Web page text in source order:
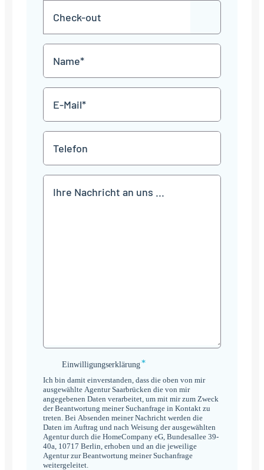
JJJJ
TT
Punkt
MM
JJJJ
Mail
*
Einwilligungserklärung
Einwilligungserklärung*
Ich bin damit einverstanden, dass die oben von mir
ausgewählte Agentur Saarbrücken die von mir
angegebenen Daten verarbeitet, um mit mir zum Zweck
der Beantwortung meiner Suchanfrage in Kontakt zu
treten. Bei Absenden meiner Nachricht werden die
Daten im Auftrag und nach Weisung der ausgewählten
Agentur durch die HomeCompany eG, Bundesallee 39-
40a, 10717 Berlin, erhoben und an die jeweilige
Agentur zur Beantwortung meiner Suchanfrage
weitergeleitet.